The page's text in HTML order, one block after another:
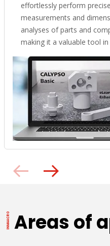
effortlessly perform precise
measurements and
analyses of parts and
making it a valuable tool
control and quality
Areas of